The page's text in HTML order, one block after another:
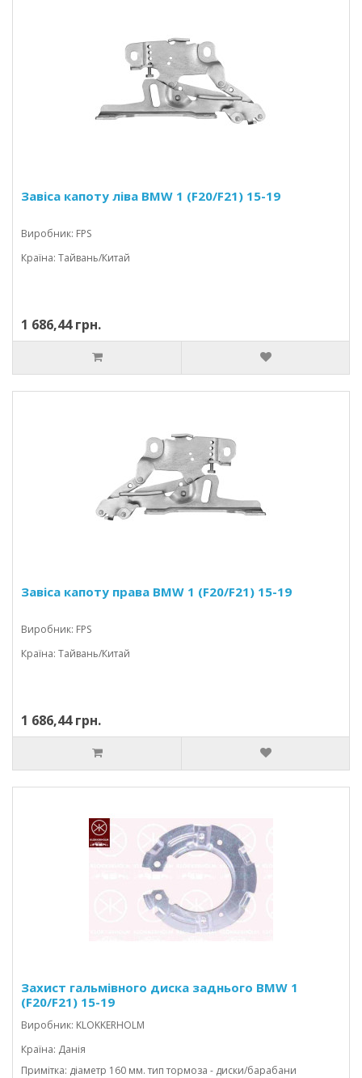
Завіса капоту ліва BMW 1 (F20/F21) 15-19
Виробник: FPS
Країна: Тайвань/Китай
1 686,44 грн.
Завіса капоту права BMW 1 (F20/F21) 15-19
Виробник: FPS
Країна: Тайвань/Китай
1 686,44 грн.
Захист гальмівного диска заднього BMW 1
(F20/F21) 15-19
Виробник: KLOKKERHOLM
Країна: Данія
Примітка: діаметр 160 мм. тип тормоза - диски/барабани